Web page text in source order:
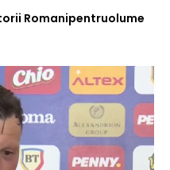
Romanipentruolume